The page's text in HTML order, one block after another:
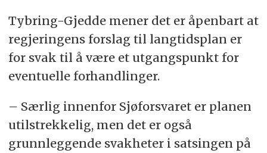
Tybring-Gjedde mener det er åpenbart at
regjeringens forslag til langtidsplan er
for svak til å være et utgangspunkt for
eventuelle forhandlinger.
– Særlig innenfor Sjøforsvaret er planen
utilstrekkelig, men det er også
grunnleggende svakheter i satsingen på